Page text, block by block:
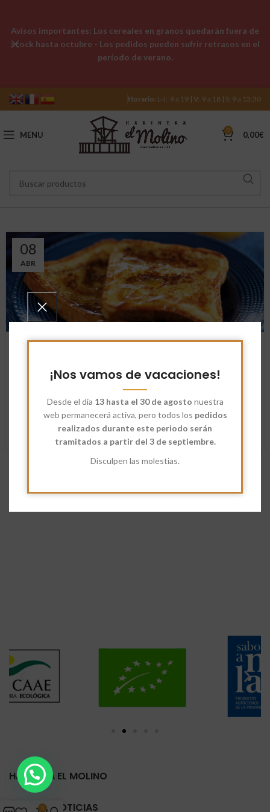
¡Nos vamos de vacaciones!
Desde el día 13 hasta el 30 de agosto nuestra
web permanecerá activa, pero todos los pedidos
realizados durante este periodo serán
tramitados a partir del 3 de septiembre.
Disculpen las molestias.
Horario: L-J: 9 a 19 | V: 9 a 18 | S: 9 a 13:30
MENU 0 0,00€
08
ABR
Caseras en 5 pasos
Bartolomé Méndez
Tabla de Contenido Introducción Ingredientes...
SEGUIR LEYENDO
HARINERA EL MOLINO
ÚLTIMAS NOTICIAS
Avisos importantes: Los cereales en granos quedarán fuera de
stock hasta octubre - Los pedidos pueden sufrir retrasos en el
período de verano.
0